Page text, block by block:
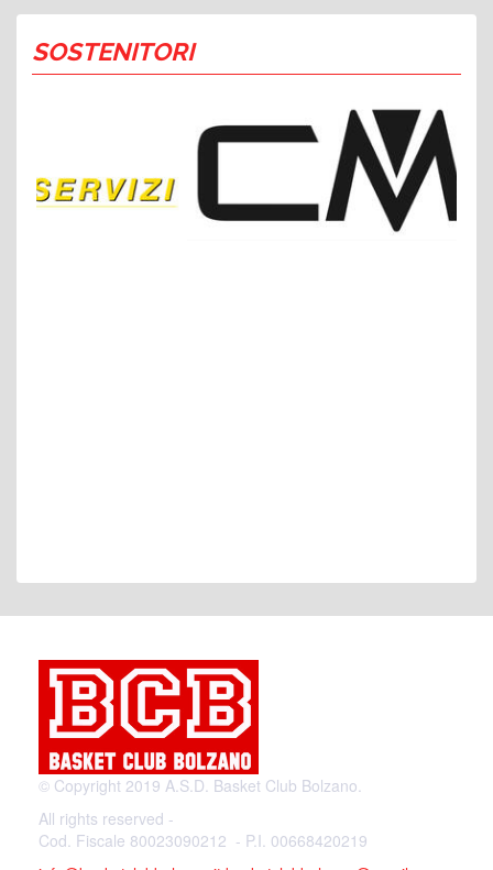
SOSTENITORI
© Copyright 2019 A.S.D. Basket Club Bolzano.
All rights reserved -
Cod. Fiscale 80023090212 - P.I. 00668420219